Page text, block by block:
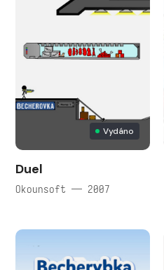
Vydáno
Duel
Okounsoft — 2007